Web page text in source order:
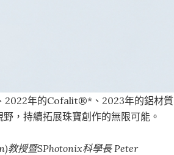
2022年的Cofalit®*、2023年的鋁材質
，持續拓展珠寶創作的無限可能。
教授暨SPhotonix科學長 Peter